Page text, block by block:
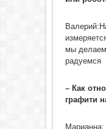
мы
радуемся
– Как
графити